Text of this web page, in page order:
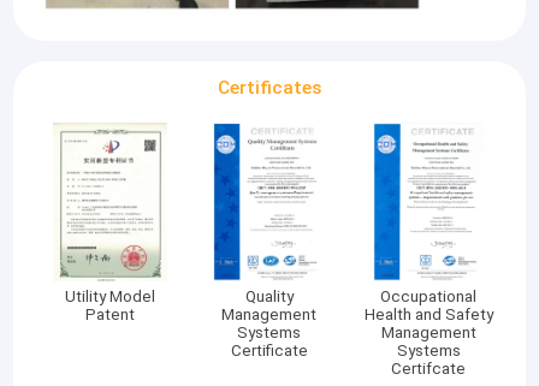
Certificates
Utility Model
Patent
Quality
Management
Systems
Certificate
Occupational
Health and Safety
Management
Systems
Certifcate